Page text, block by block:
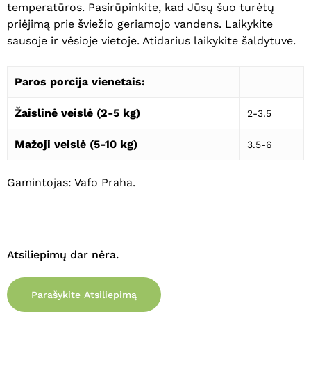
Krepšelyje nėra produktų.
temperatūros. Pasirūpinkite, kad Jūsų šuo turėtų
priėjimą prie šviežio geriamojo vandens. Laikykite
sausoje ir vėsioje vietoje. Atidarius laikykite šaldytuve.
Paros porcija vienetais:
Žaislinė veislė (2-5 kg) 2-3.5
Mažoji veislė (5-10 kg) 3.5-6
Gamintojas: Vafo Praha.
Atsiliepimų dar nėra.
Parašykite Atsiliepimą